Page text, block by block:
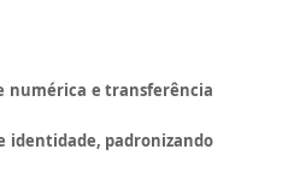
numérica e transferência
identidade, padronizando